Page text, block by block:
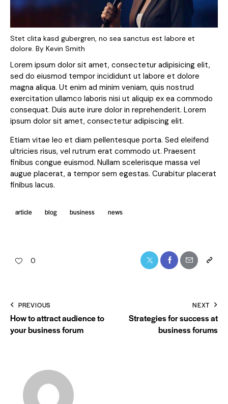
Stet clita kasd gubergren, no sea sanctus est labore et
dolore. By Kevin Smith
Lorem ipsum dolor sit amet, consectetur adipisicing elit,
sed do eiusmod tempor incididunt ut labore et dolore
magna aliqua. Ut enim ad minim veniam, quis nostrud
exercitation ullamco laboris nisi ut aliquip ex ea commodo
consequat. Duis aute irure dolor in reprehenderit. Lorem
ipsum dolor sit amet, consectetur adipiscing elit.
Etiam vitae leo et diam pellentesque porta. Sed eleifend
ultricies risus, vel rutrum erat commodo ut. Praesent
finibus congue euismod. Nullam scelerisque massa vel
augue placerat, a tempor sem egestas. Curabitur placerat
finibus lacus.
article blog business news
0
PREVIOUS
How to attract audience to
your business forum
NEXT
Strategies for success at
business forums